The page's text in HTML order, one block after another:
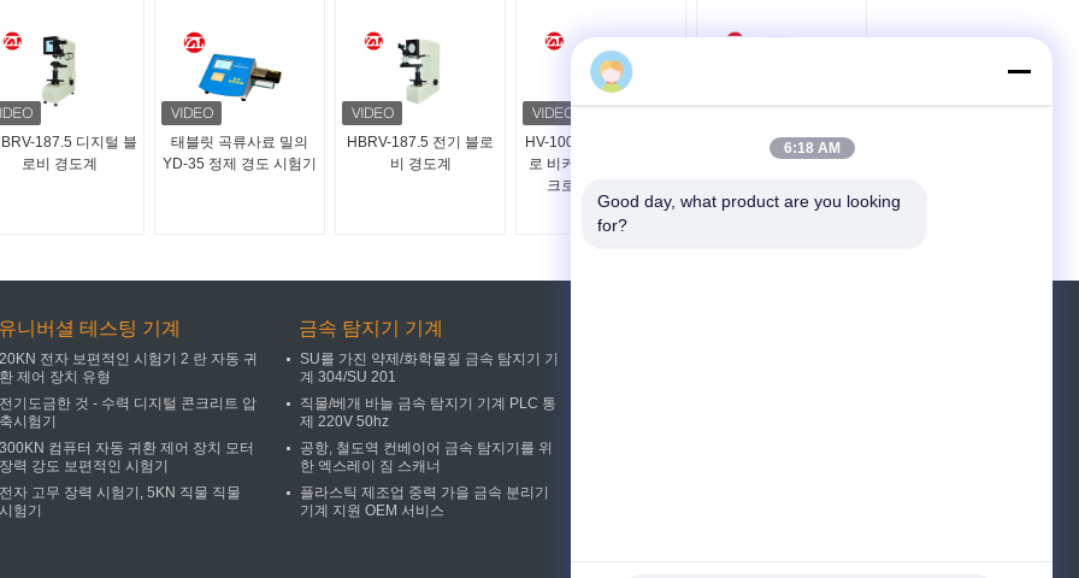
187.5 디지털 블
로비 경도계
태블릿 곡류사료 밀의
YD-35 정제 경도 시험기
HBRV-187.5 전기 블로
비 경도계
HV-1000 디지털 마이크
로 비커스 경도계, 마이
크로 커스 경도기
데스크톱 HBS-3000 터
치 스크린 디지털 브리넬
계
유니버셜 테스팅 기계
20KN 전자 보편적인 시험기 2 란 자동 귀
환 제어 장치 유형
전기도금한 것 - 수력 디지털 콘크리트 압
축시험기
300KN 컴퓨터 자동 귀환 제어 장치 모터
장력 강도 보편적인 시험기
전자 고무 장력 시험기, 5KN 직물 직물
시험기
금속 탐지기 기계
SU를 가진 약제/화학물질 금속 탐지기 기
계 304/SU 201
직물/베개 바늘 금속 탐지기 기계 PLC 통
제 220V 50hz
공항, 철도역 컨베이어 금속 탐지기를 위
한 엑스레이 짐 스캐너
플라스틱 제조업 중력 가을 금속 분리기
기계 지원 OEM 서비스
6:18 AM
Good day, what product are you looking
for?